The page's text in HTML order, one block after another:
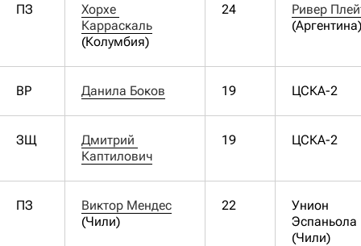
ПЗ
Хорхе
Карраскаль
(Колумбия)
24
Ривер
(Аргентина)
ВР Данила Боков 19 ЦСКА-2
ЗЩ
Дмитрий
Каптилович
19 ЦСКА-2
ПЗ
Виктор Мендес
(Чили)
22
Унион
Эспаньола
(Чили)